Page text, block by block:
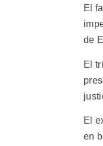
El
de
El
El
en